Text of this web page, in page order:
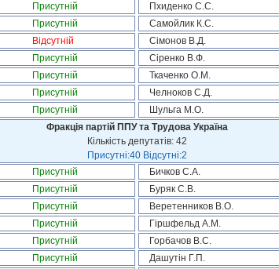
Присутній Пхиденко С.С.
Присутній Самойлик К.С.
Відсутній Сімонов В.Д.
Присутній Сіренко В.Ф.
Присутній Ткаченко О.М.
Присутній Челноков С.Д.
Присутній Шульга М.О.
Фракція партій ППУ та Трудова Україна
Кількість депутатів: 42
Присутні:40 Відсутні:2
Присутній Бичков С.А.
Присутній Буряк С.В.
Присутній Веретенников В.О.
Присутній Гіршфельд А.М.
Присутній Горбачов В.С.
Присутній Дашутін Г.П.